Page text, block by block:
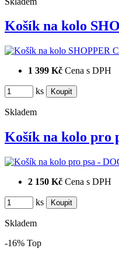
Košík na kolo
1 399 Kč Cena s DPH
ks
Skladem
Košík na kolo pro
2 150 Kč Cena s DPH
ks
Skladem
-16% Top